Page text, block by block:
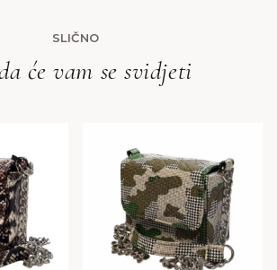
SLIČNO
će vam se svidjeti